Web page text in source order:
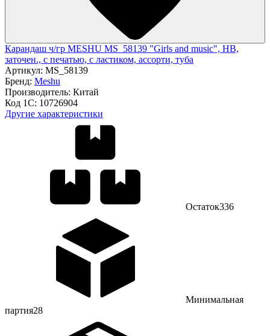
Карандаш ч/гр MESHU MS_58139 "Girls and music", HB,
заточен., с печатью, с ластиком, ассорти, туба
Артикул: MS_58139
Бренд: Meshu
Производитель: Китай
Код 1С: 10726904
Другие характеристики
Остаток336
Минимальная
партия28